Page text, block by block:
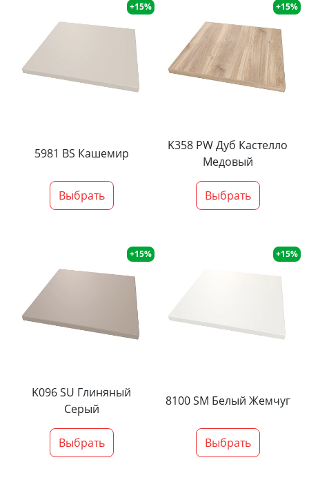
+15%
5981 BS Кашемир
Выбрать
+15%
K358 PW Дуб Кастелло
Медовый
Выбрать
+15%
K096 SU Глиняный
Серый
Выбрать
+15%
8100 SM Белый Жемчуг
Выбрать